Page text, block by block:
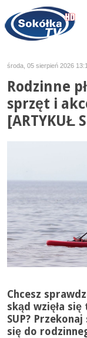
środa, 05 sierpień 2026
Rodzinne
sprzęt i
[ARTYKUŁ
Chcesz
skąd wzięła
SUP?
się do